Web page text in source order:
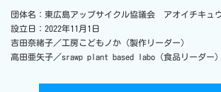
団体名：東広島アップサイクル協議会 アオイチキュ
設立日：2022年11月1日
吉田奈緒子／工房こどもノか（製作リーダー）
高田亜矢子／srawp plant based labo（食品リーダー）